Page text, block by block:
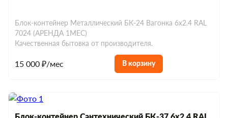
Блок-контейнер Металлический БК-24 Вагонка 6х2.4 RAL
7024 (АРЕНДА 1МЕС)
Качественная бытовка от производителя.
15 000 ₽/мес В корзину